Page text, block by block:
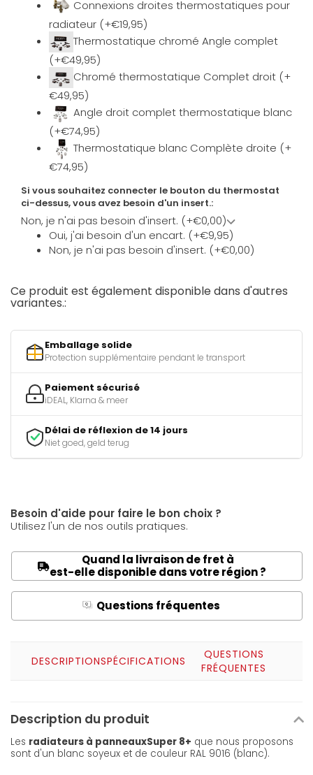
Connexions droites thermostatiques pour
radiateur (+€19,95)
Thermostatique chromé Angle complet
(+€49,95)
Chromé thermostatique Complet droit (+
€49,95)
Angle droit complet thermostatique blanc
(+€74,95)
Thermostatique blanc Complète droite (+
€74,95)
Si vous souhaitez connecter le bouton du thermostat
ci-dessus, vous avez besoin d'un insert.:
Non, je n'ai pas besoin d'insert. (+€0,00)
Oui, j'ai besoin d'un encart. (+€9,95)
Non, je n'ai pas besoin d'insert. (+€0,00)
Ce produit est également disponible dans d'autres
variantes.:
Emballage solide
Protection supplémentaire pendant le transport
Paiement sécurisé
iDEAL, Klarna & meer
Délai de réflexion de 14 jours
Niet goed, geld terug
Besoin d'aide pour faire le bon choix ?
Utilisez l'un de nos outils pratiques.
Quand la livraison de fret à
est-elle disponible dans votre région ?
Q Questions fréquentes
DESCRIPTIONSPÉCIFICATIONS
QUESTIONS
FRÉQUENTES
Description du produit
Les radiateurs à panneauxSuper 8+ que nous proposons
sont d'un blanc soyeux et de couleur RAL 9016 (blanc).